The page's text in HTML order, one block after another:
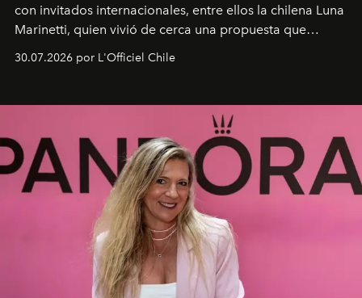
con invitados internacionales, entre ellos la chilena Luna
Marinetti, quien vivió de cerca una propuesta que
fusiona moda y rendimiento.
30.07.2026 por L'Officiel Chile